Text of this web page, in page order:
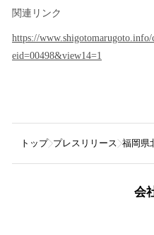
関連リンク
https://www.shigotomarugoto.info/
eid=00498&view14=1
トップ プレスリリース 福岡県
会